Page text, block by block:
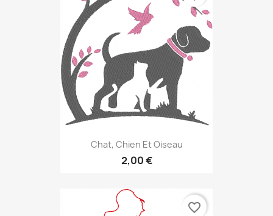
Chat, Chien Et Oiseau
2,00 €
favorite_border